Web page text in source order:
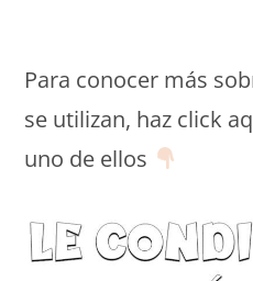
Para conocer más
se utilizan, haz click
uno de ellos